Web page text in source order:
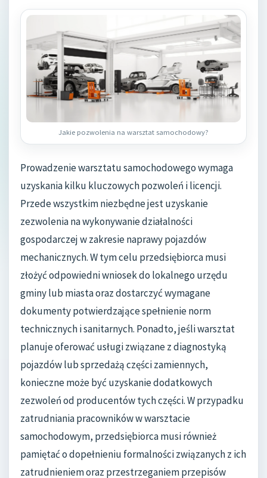
Jakie pozwolenia na warsztat samochodowy?
Prowadzenie warsztatu samochodowego wymaga
uzyskania kilku kluczowych pozwoleń i licencji.
Przede wszystkim niezbędne jest uzyskanie
zezwolenia na wykonywanie działalności
gospodarczej w zakresie naprawy pojazdów
mechanicznych. W tym celu przedsiębiorca musi
złożyć odpowiedni wniosek do lokalnego urzędu
gminy lub miasta oraz dostarczyć wymagane
dokumenty potwierdzające spełnienie norm
technicznych i sanitarnych. Ponadto, jeśli warsztat
planuje oferować usługi związane z diagnostyką
pojazdów lub sprzedażą części zamiennych,
konieczne może być uzyskanie dodatkowych
zezwoleń od producentów tych części. W przypadku
zatrudniania pracowników w warsztacie
samochodowym, przedsiębiorca musi również
pamiętać o dopełnieniu formalności związanych z ich
zatrudnieniem oraz przestrzeganiem przepisów